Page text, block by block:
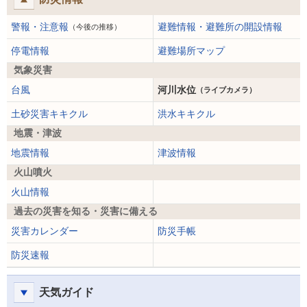
警報・注意報 （今後の推移） 避難情報・避難所の開設情報
停電情報
避難場所マップ
気象災害
台風
河川水位 （ライブカメラ）
土砂災害キキクル
洪水キキクル
地震・津波
地震情報
津波情報
火山噴火
火山情報
過去の災害を知る・災害に備える
災害カレンダー
防災手帳
防災速報
天気ガイド